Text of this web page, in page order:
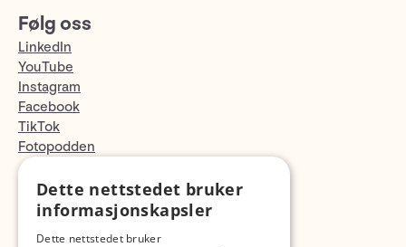
Følg oss
LinkedIn
YouTube
Instagram
Facebook
TikTok
Fotopodden
Med forbehold om skrive- og lagerfeil
Dette nettstedet bruker
informasjonskapsler
Dette nettstedet bruker